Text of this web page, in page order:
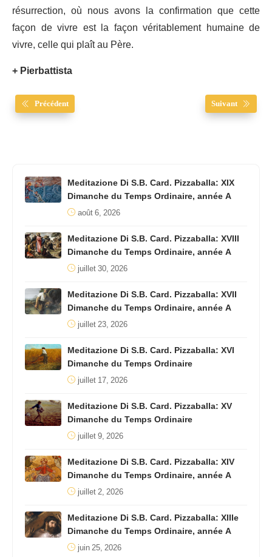
résurrection, où nous avons la confirmation que cette
façon de vivre est la façon véritablement humaine de
vivre, celle qui plaît au Père.
+ Pierbattista
Précédent Suivant
Meditazione Di S.B. Card. Pizzaballa: XIX
Dimanche du Temps Ordinaire, année A
août 6, 2026
Meditazione Di S.B. Card. Pizzaballa: XVIII
Dimanche du Temps Ordinaire, année A
juillet 30, 2026
Meditazione Di S.B. Card. Pizzaballa: XVII
Dimanche du Temps Ordinaire, année A
juillet 23, 2026
Meditazione Di S.B. Card. Pizzaballa: XVI
Dimanche du Temps Ordinaire
juillet 17, 2026
Meditazione Di S.B. Card. Pizzaballa: XV
Dimanche du Temps Ordinaire
juillet 9, 2026
Meditazione Di S.B. Card. Pizzaballa: XIV
Dimanche du Temps Ordinaire, année A
juillet 2, 2026
Meditazione Di S.B. Card. Pizzaballa: XIIIe
Dimanche du Temps Ordinaire, année A
juin 25, 2026